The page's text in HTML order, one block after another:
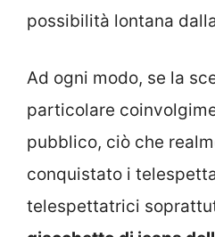
possibilità lontana
Ad ogni modo, se la
particolare
pubblico, ciò che
conquistato i
telespettatrici